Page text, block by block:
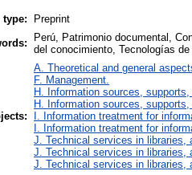
type:
Preprint
Perú, Patrimonio documental,
del conocimiento, Tecnologías
A. Theoretical and general
F. Management.
H. Information sources, supports,
H. Information sources, supports,
I. Information treatment for
I. Information treatment for
J. Technical services in libraries,
J. Technical services in libraries,
J. Technical services in libraries,